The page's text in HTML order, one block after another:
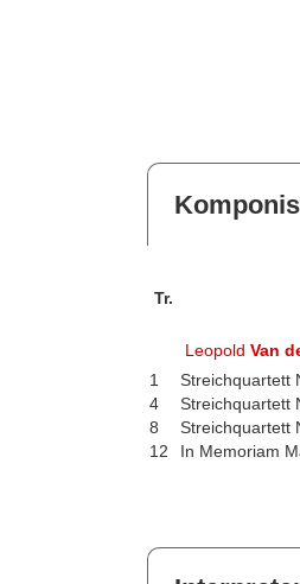
Tr.
LeopoldVan
1
Streichquartett
4
Streichquartett
8
Streichquartett
12
In Memoriam